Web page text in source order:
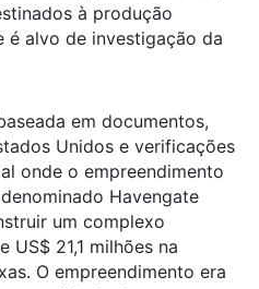
à produção
é alvo de investigação da
em documentos,
Unidos e verificações
onde o empreendimento
Havengate
um complexo
US$ 21,1 milhões na
O empreendimento era